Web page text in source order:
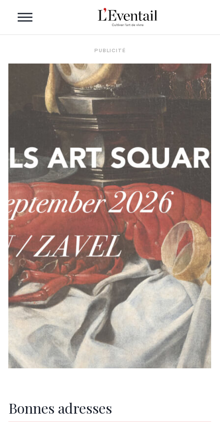
PUBLICITÉ
Bonnes adresses